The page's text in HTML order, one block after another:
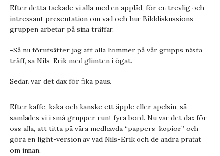
Efter detta tackade vi alla med en applåd, för en trevlig och
intressant presentation om vad och hur Bilddiskussions-
gruppen arbetar på sina träffar.
-Så nu förutsätter jag att alla kommer på vår grupps nästa
träff, sa Nils-Erik med glimten i ögat.
Sedan var det dax för fika paus.
Efter kaffe, kaka och kanske ett äpple eller apelsin, så
samlades vi i små grupper runt fyra bord. Nu var det dax för
oss alla, att titta på våra medhavda “pappers-kopior” och
göra en light-version av vad Nils-Erik och de andra pratat
om innan.